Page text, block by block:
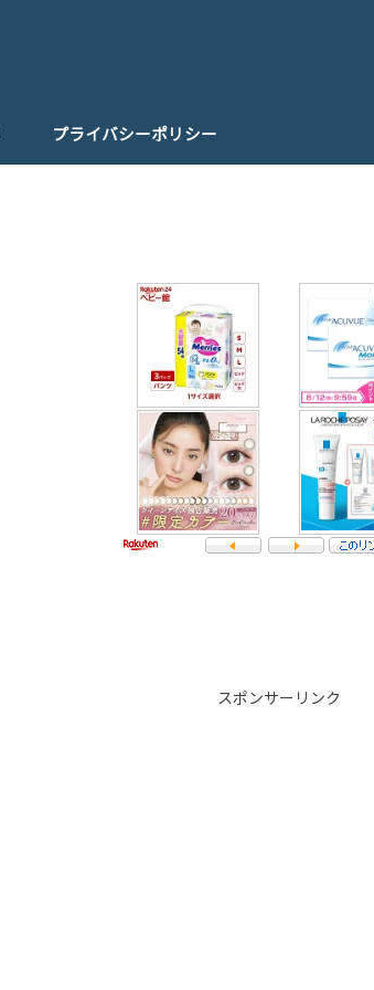
プライバシーポリシー
スポンサーリンク